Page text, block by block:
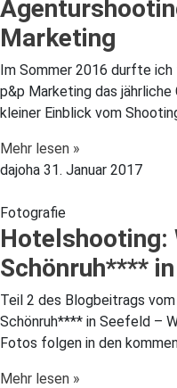
Marketing
Im Sommer 2016 durfte
p&p Marketing das
kleiner Einblick vom
Mehr lesen »
dajoha 31. Januar 2017
Fotografie
Hotelshooting:
Schönruh****
Teil 2 des Blogbeitrags
Schönruh**** in Seefeld –
Fotos folgen in den
Mehr lesen »